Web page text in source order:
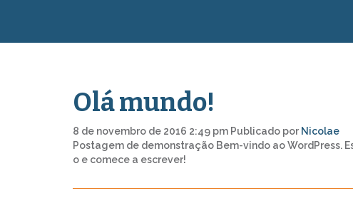
Olá mundo!
8 de novembro de 2016 2:49 pm Publicado por Nicolae
Postagem de demonstração Bem-vindo ao WordPress.
o e comece a escrever!